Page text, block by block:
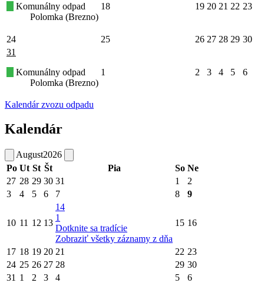
Komunálny odpad
Polomka (Brezno)
18 19 20 21 22 23
24 25 26 27 28 29 30
31
Komunálny odpad
Polomka (Brezno)
1 2 3 4 5 6
Kalendár zvozu odpadu
Kalendár
August2026
Po Ut St Št Pia So Ne
27 28 29 30 31 1
2
3
4 5 6 7 8 9
10 11 12 13
14
1
Dotknite sa tradície
Zobraziť všetky záznamy z dňa
15 16
17 18 19 20 21 22 23
24 25 26 27 28 29 30
31 1 2 3 4 5 6